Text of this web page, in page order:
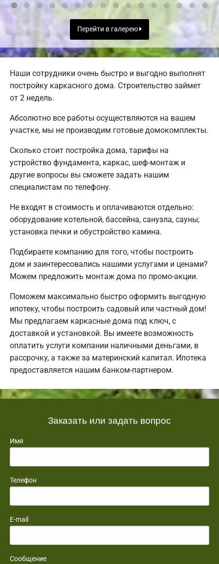
Перейти в галерею
Наши сотрудники очень быстро и выгодно выполнят
постройку каркасного дома. Строительство займет
от 2 недель.
Абсолютно все работы осуществляются на вашем
участке, мы не производим готовые домокомплекты.
Сколько стоит постройка дома, тарифы на
устройство фундамента, каркас, шеф-монтаж и
другие вопросы вы сможете задать нашим
специалистам по телефону.
Не входят в стоимость и оплачиваются отдельно:
оборудование котельной, бассейна, санузла, сауны;
установка печки и обустройство камина.
Подбираете компанию для того, чтобы построить
дом и заинтересовались нашими услугами и ценами?
Можем предложить монтаж дома по промо-акции.
Поможем максимально быстро оформить выгодную
ипотеку, чтобы построить садовый или частный дом!
Мы предлагаем каркасные дома под ключ, с
доставкой и установкой. Вы имеете возможность
оплатить услуги компании наличными деньгами, в
рассрочку, а также за материнский капитал. Ипотека
предоставляется нашим банком-партнером.
Заказать или задать вопрос
Имя
Телефон
E-mail
Сообщение